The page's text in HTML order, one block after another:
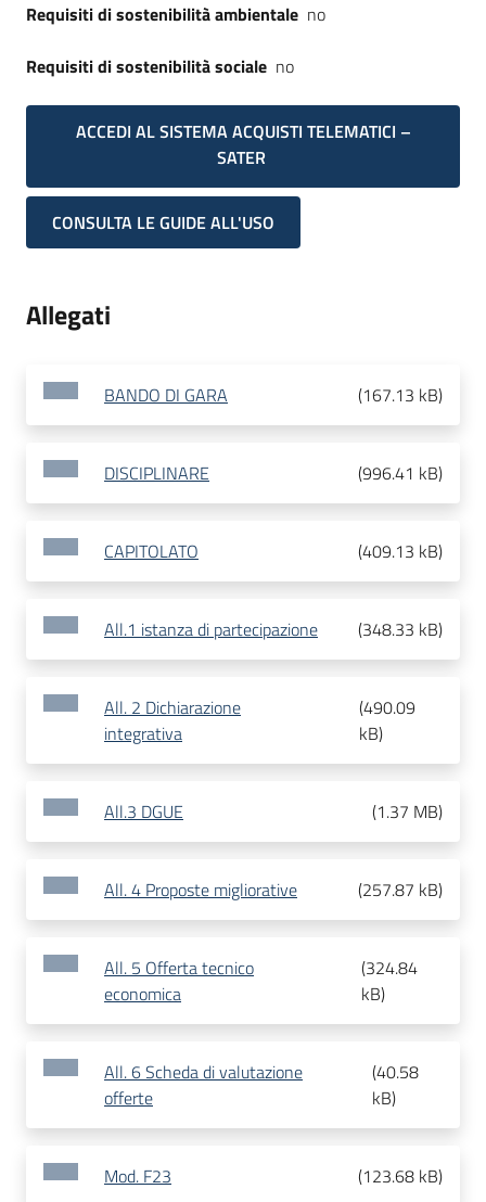
Requisiti di sostenibilità ambientale no
Requisiti di sostenibilità sociale no
ACCEDI AL SISTEMA ACQUISTI TELEMATICI –
SATER
CONSULTA LE GUIDE ALL'USO
Allegati
BANDO DI GARA (167.13 kB)
DISCIPLINARE (996.41 kB)
CAPITOLATO (409.13 kB)
All.1 istanza di partecipazione (348.33 kB)
All. 2 Dichiarazione
integrativa
(490.09
kB)
All.3 DGUE (1.37 MB)
All. 4 Proposte migliorative (257.87 kB)
All. 5 Offerta tecnico
economica
(324.84
kB)
All. 6 Scheda di valutazione
offerte
(40.58
kB)
Mod. F23 (123.68 kB)